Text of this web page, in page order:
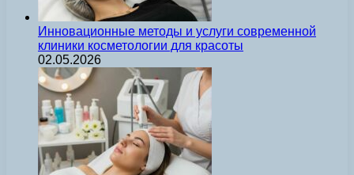
Инновационные методы и услуги современной
клиники косметологии для красоты
02.05.2026